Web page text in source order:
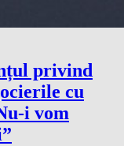
privind
cu
i vom